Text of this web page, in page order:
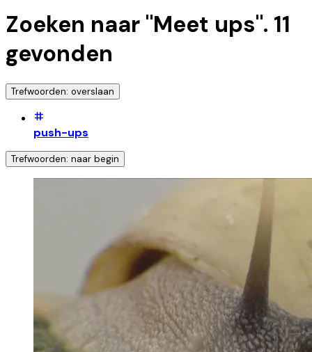
Zoeken naar "Meet ups". 11
gevonden
Trefwoorden: overslaan
push-ups
Trefwoorden: naar begin